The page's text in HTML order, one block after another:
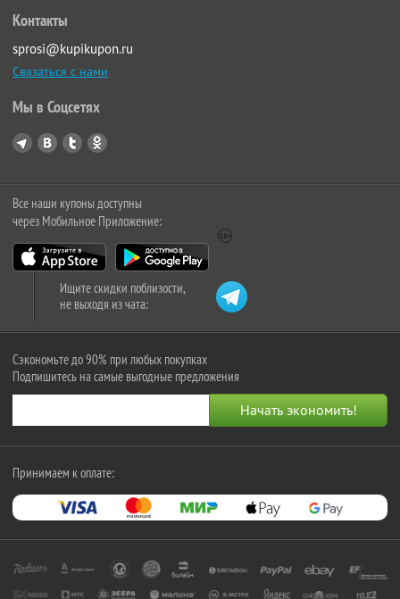
Контакты
sprosi@kupikupon.ru
Связаться с нами
Мы в Соцсетях
Все наши купоны доступны
через Мобильное Приложение:
Ищите скидки поблизости,
не выходя из чата:
Сэкономьте до 90% при любых покупках
Подпишитесь на самые выгодные предложения
Принимаем к оплате: